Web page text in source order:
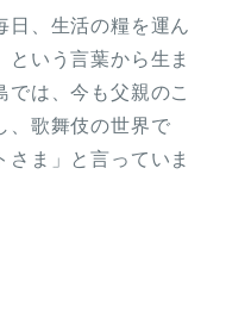
日、生活の糧を運ん
という言葉から生ま
では、今も父親のこ
、歌舞伎の世界で
さま」と言っていま